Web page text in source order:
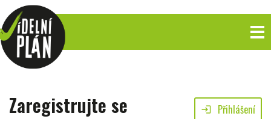
Zaregistrujte se login Přihlášení